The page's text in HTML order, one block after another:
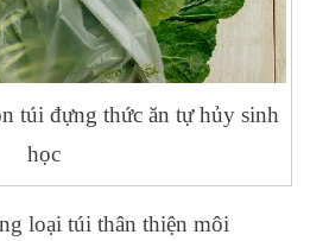
túi đựng thức ăn tự hủy sinh
học
loại túi thân thiện môi